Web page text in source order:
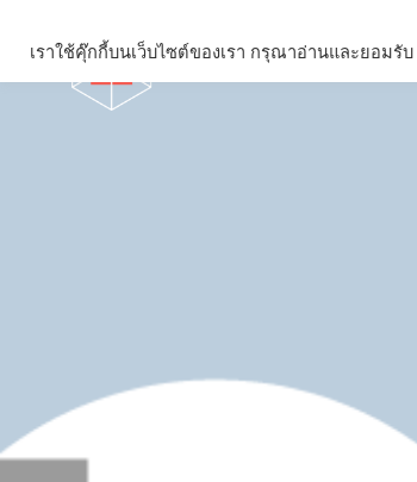
เราใช้คุ๊กกี้บนเว็บไซต์ของเรา กรุณาอ่านและยอมรับ